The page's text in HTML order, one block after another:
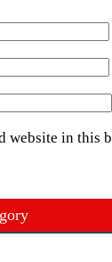
website in this